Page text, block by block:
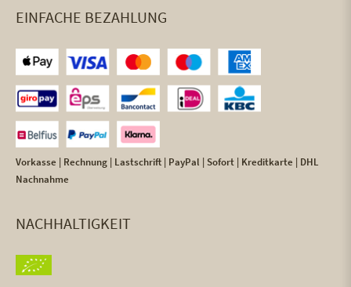
EINFACHE BEZAHLUNG
Vorkasse | Rechnung | Lastschrift | PayPal | Sofort | Kreditkarte | DHL
Nachnahme
NACHHALTIGKEIT